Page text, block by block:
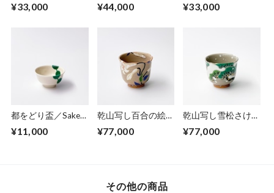
snow, moon, and
¥33,000
Mt.Horai-design
¥44,000
cup,colored green
¥33,000
都をどり盃／Sake
Miyako-odori(Spring
¥11,000
乾山写し百合の絵さ
cup,colored lilies
¥77,000
乾山写し雪松さけ呑
cup,colored pinetree
¥77,000
その他の商品